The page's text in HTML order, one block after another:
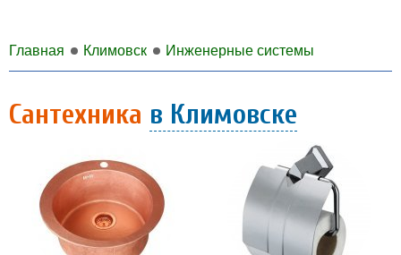
Главная Климовск Инженерные системы
Сантехника в Климовске